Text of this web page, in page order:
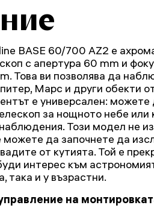
BASE 60/700 AZ2 е
с апертура 60 mm и
Това ви позволява да
Марс и други обекти
е универсален: можете
за нощното небе или
Този модел не
можете да започнете да
от кутията. Той е
интерес към
така и у възрастни.
на